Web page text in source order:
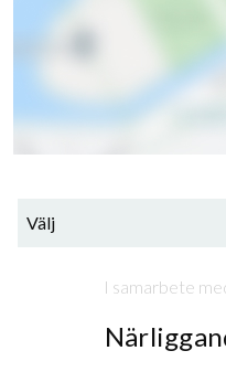
Välj
I samarbete